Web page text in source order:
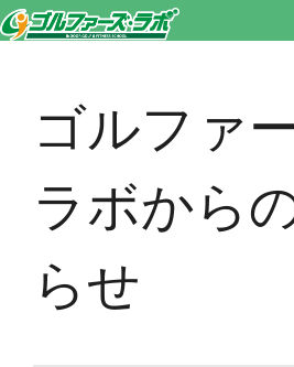
松河田で気軽にゴルフレッスン！
ゴルファ
ラボから
らせ